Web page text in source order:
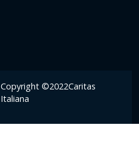
Copyright ©2022Caritas
Italiana